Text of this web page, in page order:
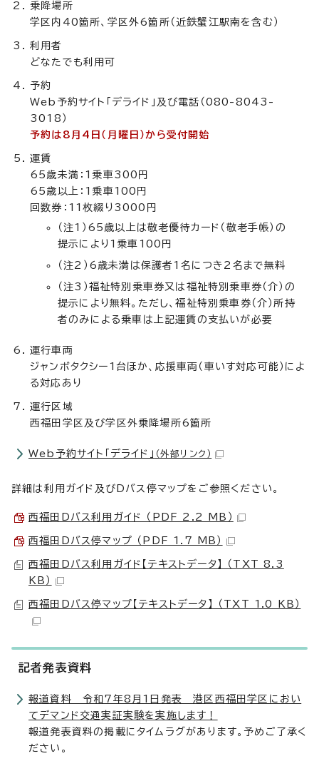
乗降場所
学区内40箇所、学区外6箇所（近鉄蟹江駅南を含む）
利用者
どなたでも利用可
予約
Web予約サイト「デライド」及び電話（080-8043-
3018）
予約は8月4日（月曜日）から受付開始
運賃
65歳未満：1乗車300円
65歳以上：1乗車100円
回数券：11枚綴り3000円
（注1）65歳以上は敬老優待カード（敬老手帳）の
提示により1乗車100円
（注2）6歳未満は保護者1名につき2名まで無料
（注3）福祉特別乗車券又は福祉特別乗車券（介）の
提示により無料。ただし、福祉特別乗車券（介）所持
者のみによる乗車は上記運賃の支払いが必要
運行車両
ジャンボタクシー1台ほか、応援車両（車いす対応可能）によ
る対応あり
運行区域
西福田学区及び学区外乗降場所6箇所
Web予約サイト「デライド」 （外部リンク）
詳細は利用ガイド及びDバス停マップをご参照ください。
西福田Dバス利用ガイド （PDF 2.2 MB）
西福田Dバス停マップ （PDF 1.7 MB）
西福田Dバス利用ガイド【テキストデータ】 （TXT 8.3
KB）
西福田Dバス停マップ【テキストデータ】 （TXT 1.0 KB）
記者発表資料
報道資料 令和7年8月1日発表 港区西福田学区におい
てデマンド交通実証実験を実施します！
報道発表資料の掲載にタイムラグがあります。予めご了承く
ださい。